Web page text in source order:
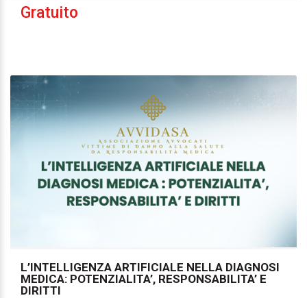
Gratuito
L’INTELLIGENZA ARTIFICIALE NELLA DIAGNOSI
MEDICA: POTENZIALITA’, RESPONSABILITA’ E
DIRITTI